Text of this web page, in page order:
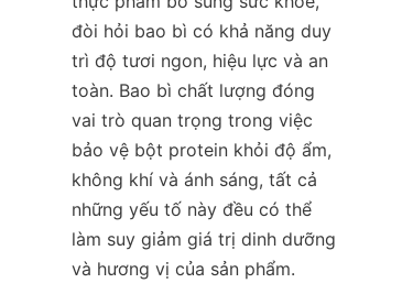
đòi hỏi bao bì có khả năng duy
trì độ tươi ngon, hiệu lực và an
toàn. Bao bì chất lượng đóng
vai trò quan trọng trong việc
bảo vệ bột protein khỏi độ ẩm,
không khí và ánh sáng, tất cả
những yếu tố này đều có thể
làm suy giảm giá trị dinh dưỡng
và hương vị của sản phẩm.